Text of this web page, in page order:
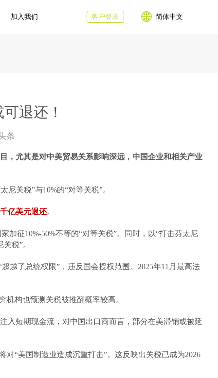
加入我们 客户登录 简体中文
退还！
条
，尤其是对中美贸易关系影响深远，中国企业和相关产业
关税”与10%的“对等关税”。
千亿美元退还。
加征10%-50%不等的“对等关税”。同时，以“打击芬太尼
税”。
越了总统权限”，违反国会授权范围。2025年11月最高法
机构也预测关税被推翻概率较高。
入短期现金流，对中国出口商而言，部分在美滞销或被延
对“美国制造业造成沉重打击”。这反映出关税已成为2026